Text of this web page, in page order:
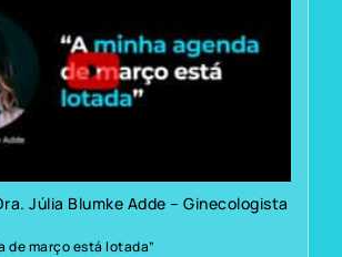
Júlia Blumke Adde – Ginecologista
de março está lotada”